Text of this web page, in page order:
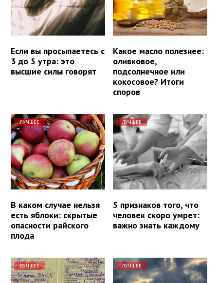
Если вы просыпаетесь с
3 до 5 утра: это
высшие силы говорят
Какое масло полезнее:
оливковое,
подсолнечное или
кокосовое? Итоги
споров
ЛУЧШЕЕ
В каком случае нельзя
есть яблоки: скрытые
опасности райского
плода
ЛУЧШЕЕ
5 признаков того, что
человек скоро умрет:
важно знать каждому
ЛУЧШЕЕ ЛУЧШЕЕ